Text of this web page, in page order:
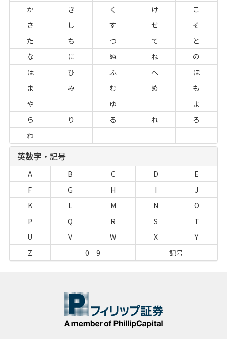
か
き く け
こ
さ
し す せ
そ
た
ち つ て
と
な
に ぬ ね
の
は
ひ ふ へ
ほ
ま
み む め
も
や
ゆ
よ
ら
り る れ
ろ
わ
英数字・記号
A B C D
E
F
G H I
J
K
L M N
O
P
Q R S
T
U
V W X
Y
Z
0－9 記号